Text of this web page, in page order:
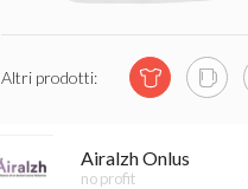
Altri prodotti:
Airalzh Onlus
no profit